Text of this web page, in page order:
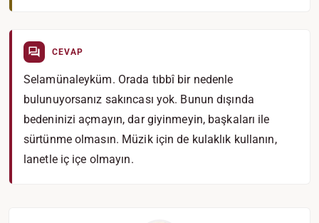
CEVAP
Selamünaleyküm. Orada tıbbî bir nedenle
bulunuyorsanız sakıncası yok. Bunun dışında
bedeninizi açmayın, dar giyinmeyin, başkaları ile
sürtünme olmasın. Müzik için de kulaklık kullanın,
lanetle iç içe olmayın.